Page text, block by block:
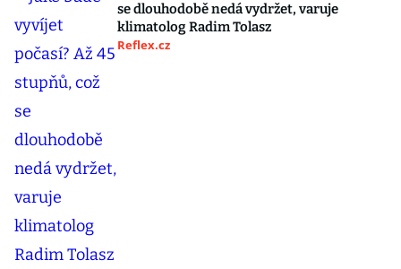
se dlouhodobě nedá vydržet, varuje
klimatolog Radim Tolasz
Reflex.cz